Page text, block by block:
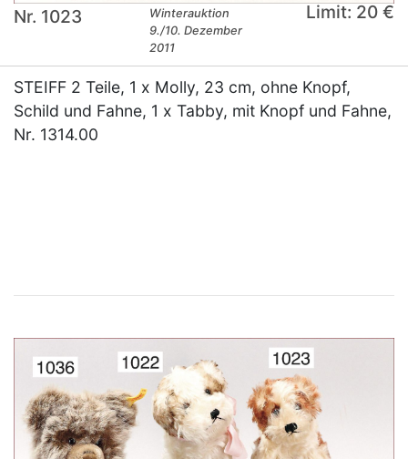
Nr. 1023
Winterauktion
9./10. Dezember
2011
Limit: 20 €
STEIFF 2 Teile, 1 x Molly, 23 cm, ohne Knopf,
Schild und Fahne, 1 x Tabby, mit Knopf und Fahne,
Nr. 1314.00